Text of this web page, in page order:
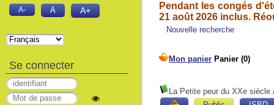
Pendant les congés
21 août 2026 inclus.
Nouvelle recherche
La Petite peur du XXe siècle
A- A A+
Se connecter